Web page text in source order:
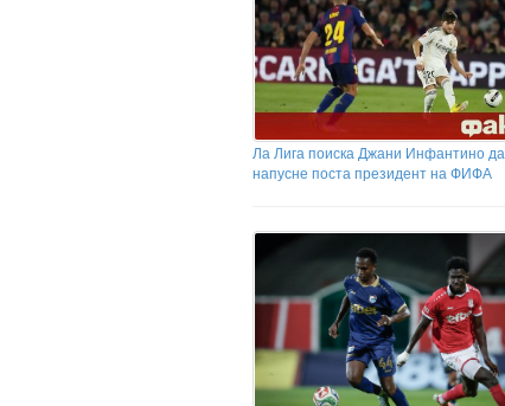
Ла Лига поиска Джани Инфантино да
напусне поста президент на ФИФА